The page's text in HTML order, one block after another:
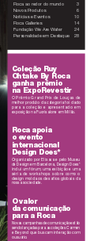
Roca ao redor do mundo
3
Novos Produtos
6
Notícias e Eventos
10
Roca Galleries
14
Fundação We Are Water
24
Personalidade em Destaque
28
Coleção Ruy
Ohtake By Roca
ganha prêmio
na ExpoRevestir
O Prêmi o Grand Prix de Lou ças de
melh or produto da ca tegoria foi da do
par a a col eçã o e apresentad o em
exposição na F uorisalone em Milão.
Roca apoia
o evento
internacional
Design Does*
Org anizado por Elis ava e pelo Museu
de Design em Barcelona, Design Does*
incl
ui um fór um, uma ex ibiçã o e uma
séria de workshops sob re como o
design molda os desafios globais da
nossa sociedade.
O valor
da comunicação
para a Roca
Novas campanhas de comunicação estão
sendo lançadas para as coleções Carmen
e Beyond q ue bus cam intera ção com
o usuá ri o.